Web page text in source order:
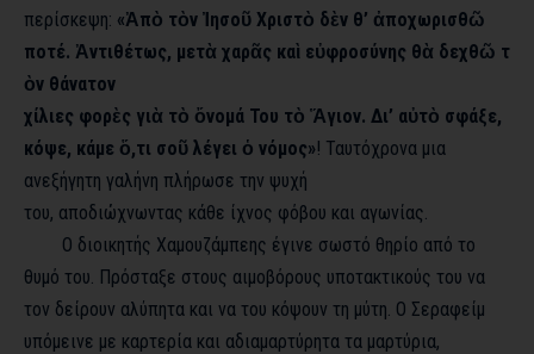
περίσκεψη: «Ἀπὸ τὸν Ἰησοῦ Χριστὸ δὲν θ’ ἀποχωρισθῶ
ποτέ. Ἀντιθέτως, μετὰ χαρᾶς καὶ εὐφροσύνης θὰ δεχθῶ τ
ὸν θάνατον
χίλιες φορὲς γιὰ τὸ ὄνομά Του τὸ Ἅγιον. Δι’ αὐτὸ σφάξε,
κόψε, κάμε ὅ,τι σοῦ λέγει ὁ νόμος»! Ταυτόχρονα μια
ανεξήγητη γαλήνη πλήρωσε την ψυχή
του, αποδιώχνωντας κάθε ίχνος φόβου και αγωνίας.
Ο διοικητής Χαμουζάμπεης έγινε σωστό θηρίο από το
θυμό του. Πρόσταξε στους αιμοβόρους υποτακτικούς του να
τον δείρουν αλύπητα και να του κόψουν τη μύτη. Ο Σεραφείμ
υπόμεινε με καρτερία και αδιαμαρτύρητα τα μαρτύρια,